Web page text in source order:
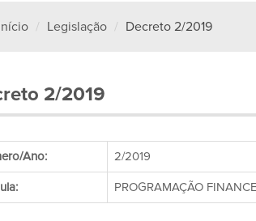
Legislação Decreto 2/2019
2/2019
Ano: 2/2019
PROGRAMAÇÃO